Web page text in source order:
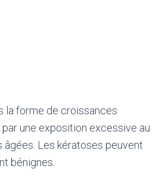
la forme de croissances
une exposition excessive au
Les kératoses peuvent
bénignes.